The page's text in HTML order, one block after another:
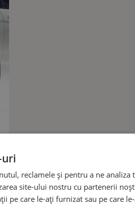
uri
reclamele și pentru a ne analiza
site-ului nostru cu partenerii
pe care le-ați furnizat sau pe care